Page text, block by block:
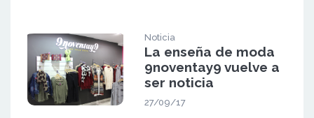
Noticia
La enseña de moda
9noventay9 vuelve a
ser noticia
27/09/17